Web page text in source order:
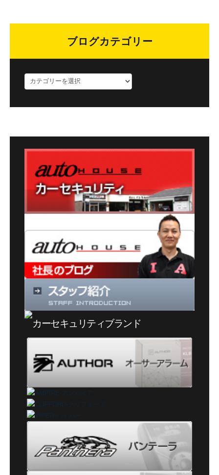
ブログカテゴリー
ロ
ー